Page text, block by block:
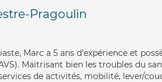
Pragoulin
Marc a 5 ans d'expérience et
Maitrisant bien les troubles du
de activités, mobilité, lever/